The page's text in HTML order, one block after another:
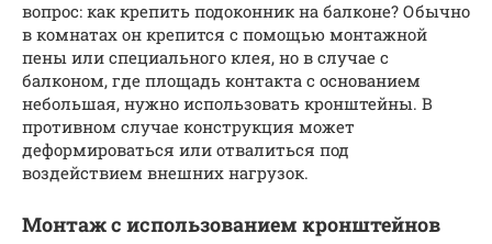
вопрос: как крепить подоконник на балконе? Обычно
в комнатах он крепится с помощью монтажной
пены или специального клея, но в случае с
балконом, где площадь контакта с основанием
небольшая, нужно использовать кронштейны. В
противном случае конструкция может
деформироваться или отвалиться под
воздействием внешних нагрузок.
Монтаж с использованием кронштейнов